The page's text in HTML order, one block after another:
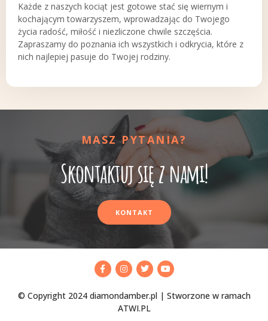
Każde z naszych kociąt jest gotowe stać się wiernym i
kochającym towarzyszem, wprowadzając do Twojego
życia radość, miłość i niezliczone chwile szczęścia.
Zapraszamy do poznania ich wszystkich i odkrycia, które z
nich najlepiej pasuje do Twojej rodziny.
MASZ PYTANIA?
Skontaktuj się z nami!
KONTAKT
© Copyright 2024 diamondamber.pl | Stworzone w ramach
ATWI.PL